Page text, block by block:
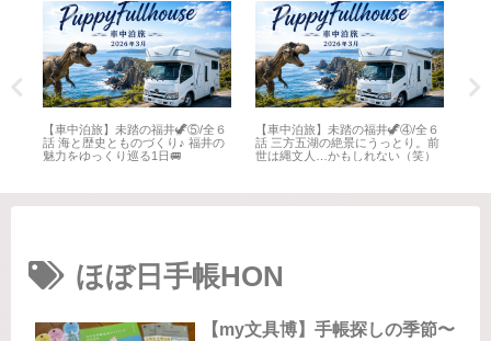
【車中泊旅】未踏の福井🦖⑤/全６
話 海と歴史とものづくり♪ 福井の
魅力をゆっくり巡る1日🚐
【車中泊旅】未踏の福井🦖④/全６
話 三方五湖の絶景にうっとり。前
世は縄文人…かもしれない（笑）
ほぼ日手帳HON
【my文具博】手帳探しの季節〜